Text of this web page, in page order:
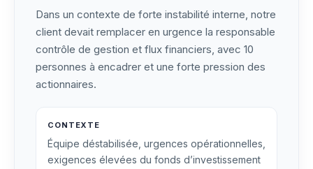
Dans un contexte de forte instabilité interne, notre
client devait remplacer en urgence la responsable
contrôle de gestion et flux financiers, avec 10
personnes à encadrer et une forte pression des
actionnaires.
CONTEXTE
Équipe déstabilisée, urgences opérationnelles,
exigences élevées du fonds d’investissement